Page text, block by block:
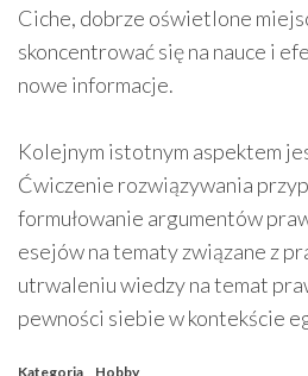
Ciche, dobrze oświetlone
skoncentrować się na nauce i
nowe informacje.
Kolejnym istotnym aspektem
Ćwiczenie rozwiązywania
formułowanie argumentów
esejów na tematy związane z
utrwaleniu wiedzy na temat
pewności siebie w kontekście
Kategoria Hobby